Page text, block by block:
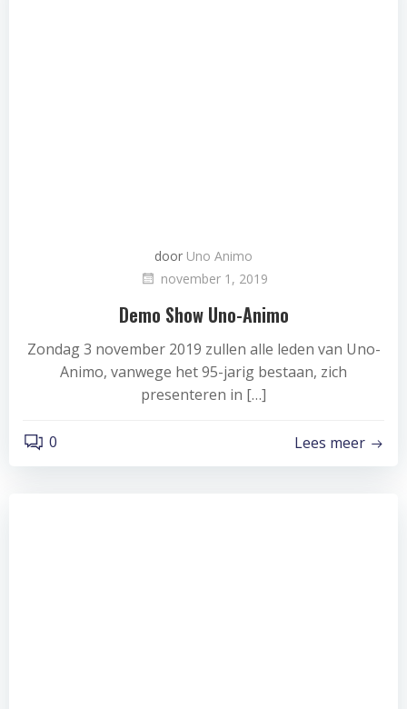
door Uno Animo
november 1, 2019
Demo Show Uno-Animo
Zondag 3 november 2019 zullen alle leden van Uno-
Animo, vanwege het 95-jarig bestaan, zich
presenteren in […]
0 Lees meer